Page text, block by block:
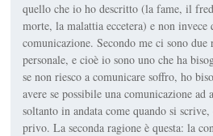
quello che io ho descritto (la fame, il
morte, la malattia eccetera) e non invece
comunicazione. Secondo me ci sono
personale, e cioè io sono uno che ha
se non riesco a comunicare soffro, ho
avere se possibile una comunicazione ad
soltanto in andata come quando si
privo. La seconda ragione è questa: la